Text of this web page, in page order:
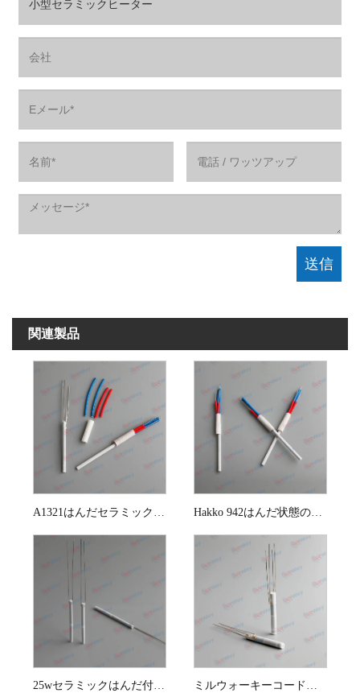
関連製品
25wセラミックはんだ付け発熱体 ミルウォーキーコードレスはんだ鉄加熱要素